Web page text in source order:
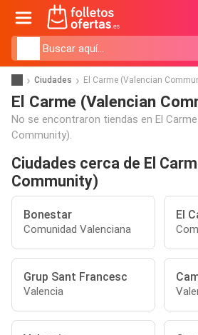
Ciudades El Carme (Valencian
El Carme (Valencian
No se encontraron tiendas en El
Community).
Ciudades cerca de El
Community)
Bonestar
Comunidad Valenciana
El
Grup Sant Francesc
Valencia